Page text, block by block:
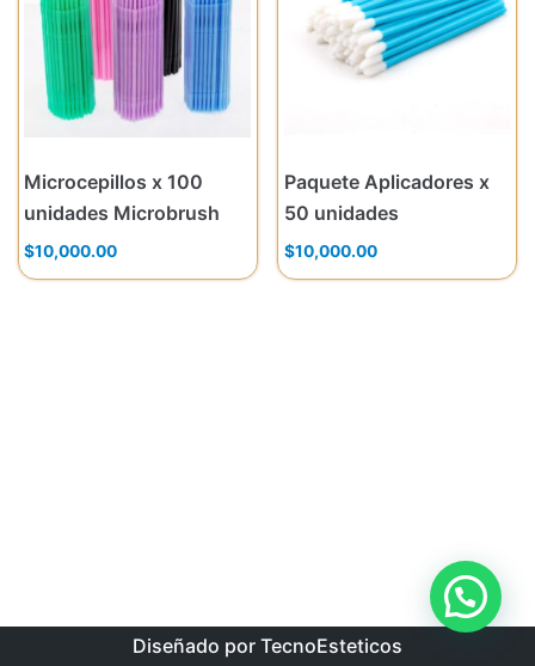
Microcepillos x 100
unidades Microbrush
$10,000.00
Paquete Aplicadores x
50 unidades
$10,000.00
Diseñado por TecnoEsteticos